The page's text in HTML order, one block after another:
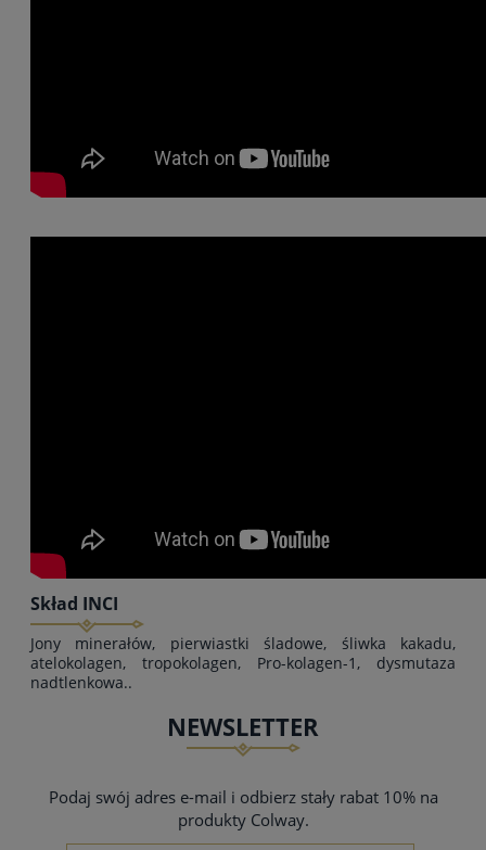
Skład INCI
Jony minerałów, pierwiastki śladowe, śliwka kakadu,
atelokolagen, tropokolagen, Pro-kolagen-1, dysmutaza
nadtlenkowa..
NEWSLETTER
Podaj swój adres e-mail i odbierz stały rabat 10% na
produkty Colway.